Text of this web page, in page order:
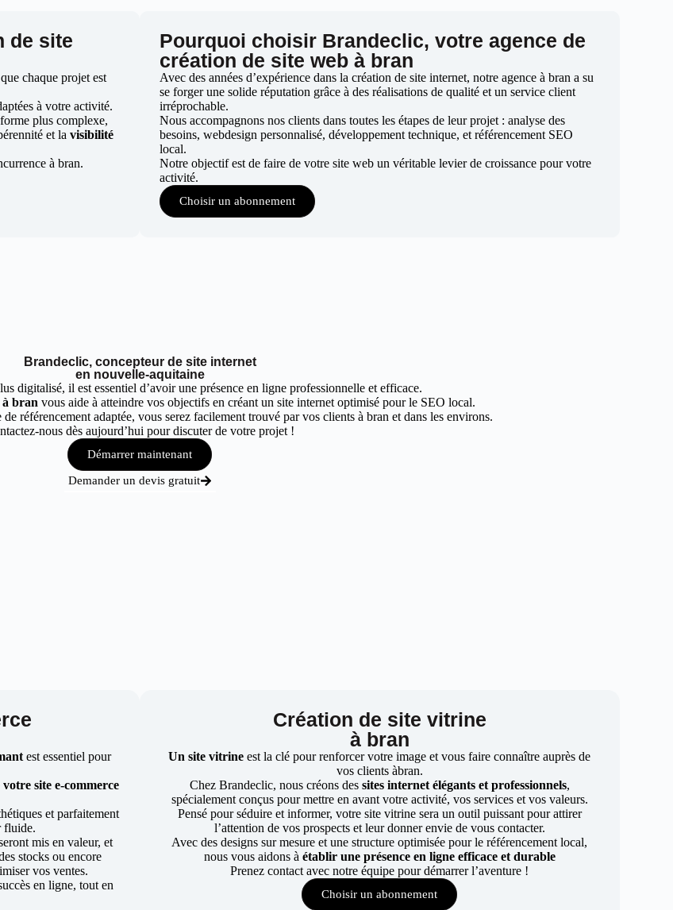
de site
chaque projet est
à votre activité.
plus complexe,
et lavisibilité
à bran.
Pourquoi choisir Brandeclic, votre agence de
création de site web à bran
Avec des années d’expérience dans la création de site internet, notre agence à bran a su
se forger une solide réputation grâce à des réalisations de qualité et un service client
irréprochable.
Nous accompagnons nos clients dans toutes les étapes de leur projet : analyse des
besoins, webdesign personnalisé, développement technique, et référencement SEO
local.
Notre objectif est de faire de votre site web un véritable levier de croissance pour votre
activité.
Choisir un abonnement
Brandeclic, concepteur de site internet
en nouvelle-aquitaine
digitalisé, il est essentiel d’avoir une présence en ligne professionnelle et efficace.
à bran vous aide à atteindre vos objectifs en créant un site internet optimisé pour le SEO local.
référencement adaptée, vous serez facilement trouvé par vos clients à bran et dans les environs.
nous dès aujourd’hui pour discuter de votre projet !
Démarrer maintenant
Demander un devis gratuit
est essentiel pour
site e-commerce
et parfaitement
fluide.
mis en valeur, et
stocks ou encore
vos ventes.
en ligne, tout en
Création de site vitrine
à bran
Un site vitrine est la clé pour renforcer votre image et vous faire connaître auprès de
vos clients àbran.
Chez Brandeclic, nous créons dessites internet élégants et professionnels,
spécialement conçus pour mettre en avant votre activité, vos services et vos valeurs.
Pensé pour séduire et informer, votre site vitrine sera un outil puissant pour attirer
l’attention de vos prospects et leur donner envie de vous contacter.
Avec des designs sur mesure et une structure optimisée pour le référencement local,
nous vous aidons à établir une présence en ligne efficace et durable
Prenez contact avec notre équipe pour démarrer l’aventure !
Choisir un abonnement